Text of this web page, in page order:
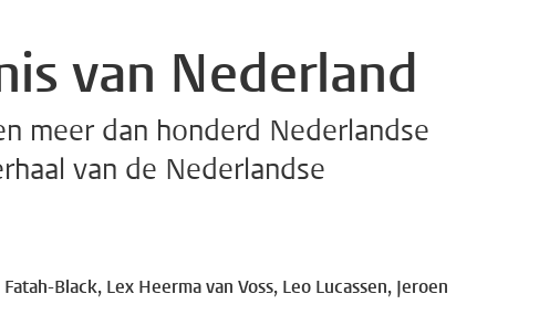
van Nederland
meer dan honderd Nederlandse
van de Nederlandse
Black, Lex Heerma van Voss, Leo Lucassen, Jeroen